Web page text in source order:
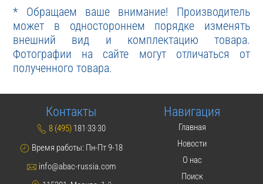
* Обращаем ваше внимание! Производитель
может в одностороннем порядке изменять
внешний вид и комплектацию товара.
Фотографии на сайте могут отличаться от
полученного товара.
Контакты
8 (495) 181·33·30
Время работы: Пн-Пт 9-18
info@abac-russia.com
Навигация
Главная
Новости
О нас
Поиск